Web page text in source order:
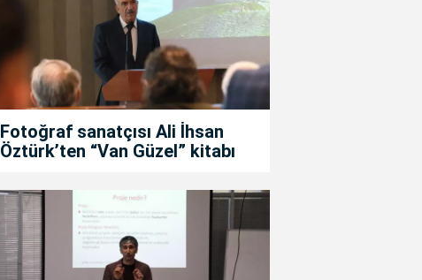
Fotoğraf sanatçısı Ali İhsan
Öztürk’ten “Van Güzel” kitabı